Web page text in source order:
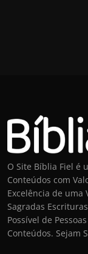
O Site Bíblia Fiel é
Conteúdos com
Excelência de uma
Sagradas
Possível de
Conteúdos. Sejam